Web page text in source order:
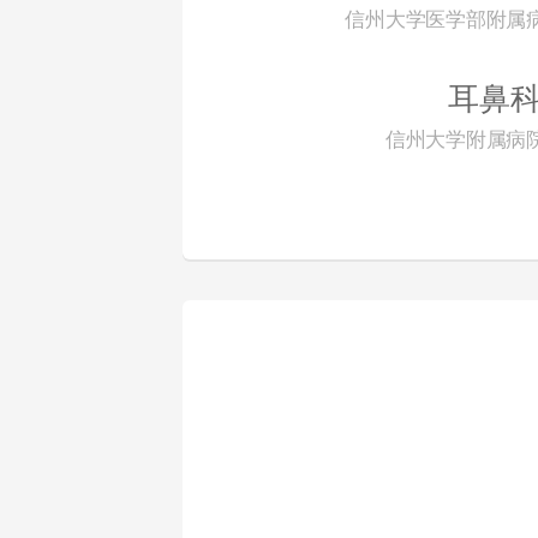
信州大学医学部附属
耳鼻
信州大学附属病